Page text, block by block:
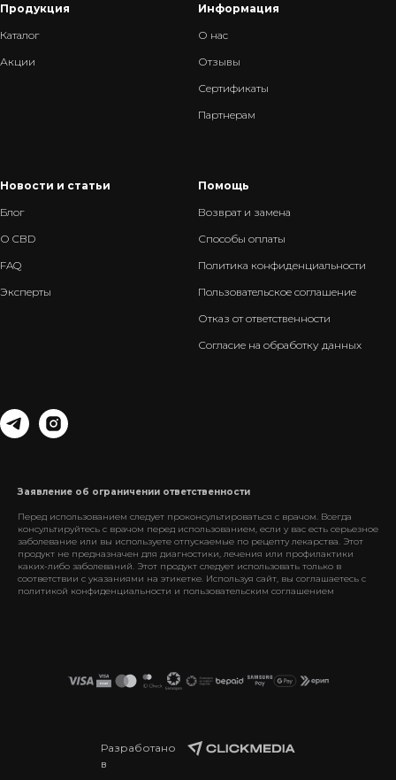
Продукция
Каталог
Акции
Информация
О нас
Отзывы
Сертификаты
Партнерам
Новости и статьи
Блог
О CBD
FAQ
Эксперты
Помощь
Возврат и замена
Способы оплаты
Политика конфиденциальности
Пользовательское соглашение
Отказ от ответственности
Согласие на обработку данных
Заявление об ограничении ответственности
Перед использованием следует проконсультироваться с врачом. Всегда
консультируйтесь с врачом перед использованием, если у вас есть серьезное
заболевание или вы используете отпускаемые по рецепту лекарства. Этот
продукт не предназначен для диагностики, лечения или профилактики
каких-либо заболеваний. Этот продукт следует использовать только в
соответствии с указаниями на этикетке. Используя сайт, вы соглашаетесь с
политикой конфиденциальности и пользовательским соглашением
Разработано
в